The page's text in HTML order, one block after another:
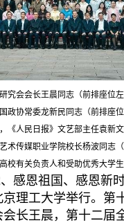
究会会长王晨同志（前排座位
政协常委龙新民同志（前排座
《人民日报》文艺部主任袁新
术传媒职业学院校长杨波同志
校有关负责人和受助优秀大学
感恩祖国、感恩
理工大学举行。第
长王晨，第十二届